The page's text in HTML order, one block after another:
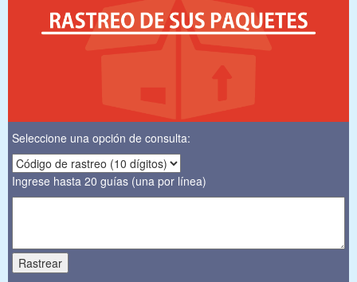
Seleccione una opción de consulta:
Ingrese hasta 20 guías (una por línea)